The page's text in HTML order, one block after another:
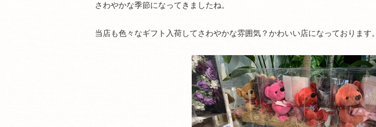
さわやかな季節になってきましたね。
当店も色々なギフト入荷してさわやかな雰囲気？かわいい店になっております。